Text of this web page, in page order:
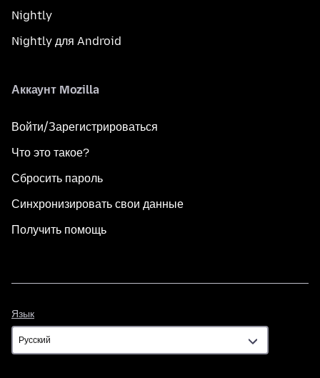
Nightly
Nightly для Android
Аккаунт Mozilla
Войти/Зарегистрироваться
Что это такое?
Сбросить пароль
Синхронизировать свои данные
Получить помощь
Язык